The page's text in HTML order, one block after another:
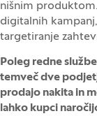
nišnim
digitalnih
targetiranje
Poleg redne
temveč dve
prodajo nakita in
lahko kupci